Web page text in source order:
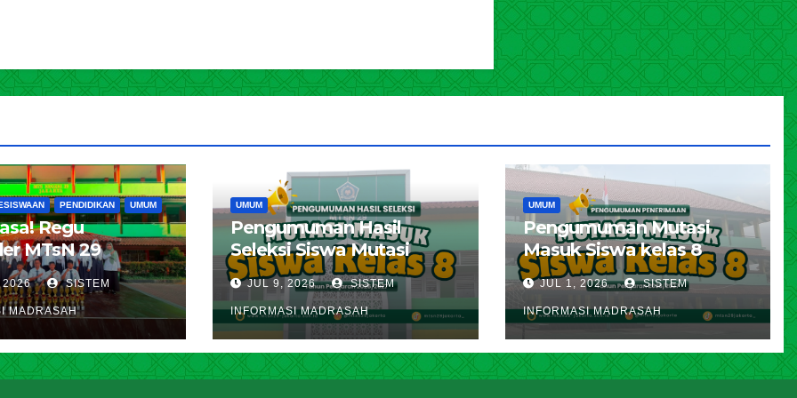
PENDIDIKAN UMUM
Regu
MTsN 29
Lolos ke LT III
Timur, Borong
Prestasi di LT II
Kwarran
2026 SISTEM
MADRASAH
UMUM
Pengumuman Hasil
Seleksi Siswa Mutasi
Kelas 8 MTsN 29 Jakarta
Timur Tahun Pelajaran
2026 / 2027
JUL 9, 2026 SISTEM
INFORMASI MADRASAH
UMUM
Pengumuman Mutasi
Masuk Siswa kelas 8
Tahun Pelajaran 2026 –
2027
JUL 1, 2026 SISTEM
INFORMASI MADRASAH